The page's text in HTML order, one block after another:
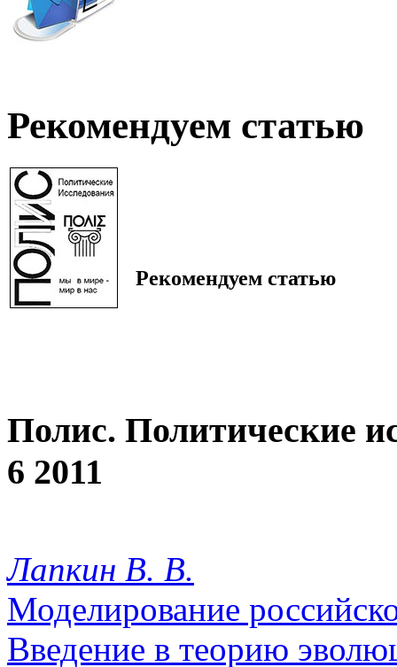
Рекомендуем статью
Рекомендуем статью
Полис. Политические
6 2011
Лапкин В. В.
Моделирование
Введение в теорию